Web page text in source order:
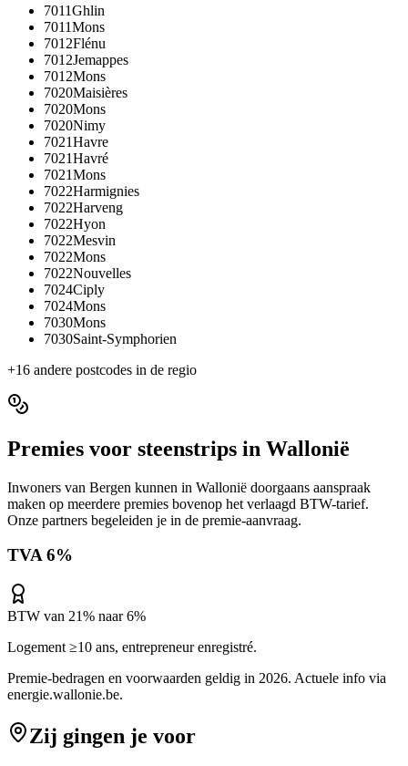
7011Ghlin
7011Mons
7012Flénu
7012Jemappes
7012Mons
7020Maisières
7020Mons
7020Nimy
7021Havre
7021Havré
7021Mons
7022Harmignies
7022Harveng
7022Hyon
7022Mesvin
7022Mons
7022Nouvelles
7024Ciply
7024Mons
7030Mons
7030Saint-Symphorien
+16 andere postcodes in de regio
Premies voor steenstrips in Wallonië
Inwoners van Bergen kunnen in Wallonië doorgaans aanspraak
maken op meerdere premies bovenop het verlaagd BTW-tarief.
Onze partners begeleiden je in de premie-aanvraag.
TVA 6%
BTW van 21% naar 6%
Logement ≥10 ans, entrepreneur enregistré.
Premie-bedragen en voorwaarden geldig in 2026. Actuele info via
energie.wallonie.be.
Zij gingen je voor